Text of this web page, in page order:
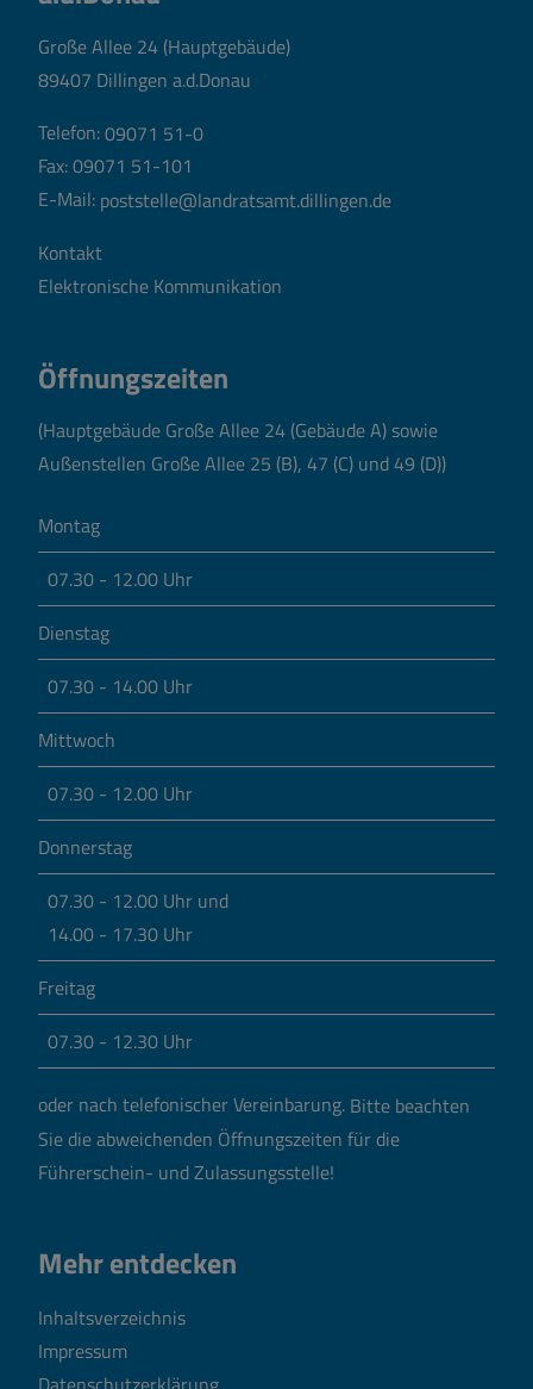
Große Allee 24 (Hauptgebäude)
89407 Dillingen a.d.Donau
Telefon:09071 51-0
Fax: 09071 51-101
E-Mail: poststelle@landratsamt.dillingen.de
Kontakt
Elektronische Kommunikation
Öffnungszeiten
(Hauptgebäude Große Allee 24 (Gebäude A) sowie
Außenstellen Große Allee 25 (B), 47 (C) und 49 (D))
Montag
07.30 - 12.00 Uhr
Dienstag
07.30 - 14.00 Uhr
Mittwoch
07.30 - 12.00 Uhr
Donnerstag
07.30 - 12.00 Uhr und
14.00 - 17.30 Uhr
Freitag
07.30 - 12.30 Uhr
oder nach telefonischer Vereinbarung. Bitte beachten
Sie die abweichenden Öffnungszeiten für die
Führerschein- und Zulassungsstelle!
Mehr entdecken
Inhaltsverzeichnis
Impressum
Datenschutzerklärung